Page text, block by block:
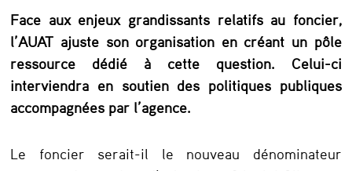
U
A
T
c
é
Face aux enjeux grandissants relatifs au foncier,
l’AUAT ajuste son organisation en créant un pôle
ressource dédié à cette question. Celui-ci
interviendra en soutien des politiques publiques
accompagnées par l’agence.
Le foncier serait-il le nouveau dénominateur